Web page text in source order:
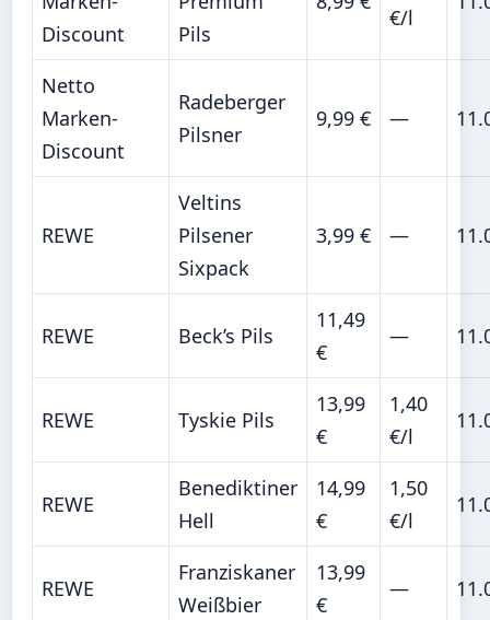
Discount
Pils
€/l
Netto
Marken-
Discount
Radeberger
Pilsner
9,99 € —
REWE
Veltins
Pilsener
Sixpack
3,99 € —
REWE Beck’s Pils
11,49
€
—
REWE Tyskie Pils
13,99
€
1,40
€/l
REWE
Benediktiner
Hell
14,99
€
1,50
€/l
REWE
Franziskaner
Weißbier
13,99
€
—